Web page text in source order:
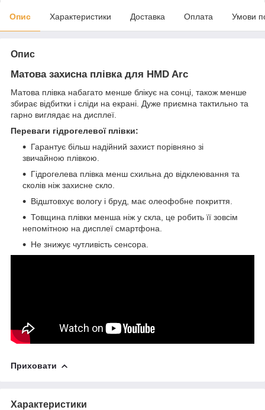
Опис Характеристики Доставка Оплата Умови
Опис
Матова захисна плівка для HMD Arc
Матова плівка набагато менше блікує на сонці, також менше
збирає відбитки і сліди на екрані. Дуже приємна тактильно та
гарно виглядає на дисплеї.
Переваги гідрогелевої плівки:
Гарантує більш надійний захист порівняно зі
звичайною плівкою.
Гідрогелева плівка менш схильна до відклеювання та
сколів ніж захисне скло.
Відштовхує вологу і бруд, має олеофобне покриття.
Товщина плівки менша ніж у скла, це робить її зовсім
непомітною на дисплеї смартфона.
Не знижує чутливість сенсора.
Приховати
Характеристики